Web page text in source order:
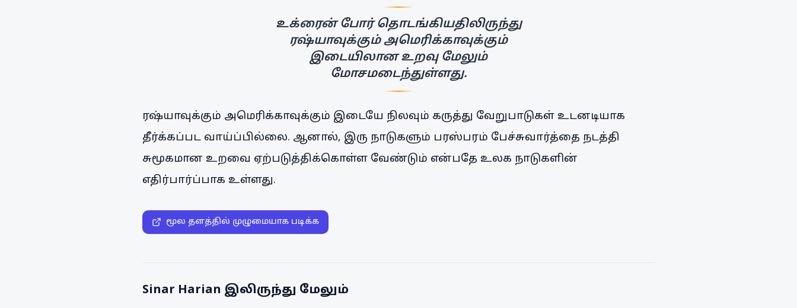
உக்ரைன் போர் தொடங்கியதிலிருந்து
ரஷ்யாவுக்கும் அமெரிக்காவுக்கும்
இடையிலான உறவு மேலும்
மோசமடைந்துள்ளது.
ரஷ்யாவுக்கும் அமெரிக்காவுக்கும் இடையே நிலவும் கருத்து வேறுபாடுகள் உடனடியாக
தீர்க்கப்பட வாய்ப்பில்லை. ஆனால், இரு நாடுகளும் பரஸ்பரம் பேச்சுவார்த்தை நடத்தி
சுமூகமான உறவை ஏற்படுத்திக்கொள்ள வேண்டும் என்பதே உலக நாடுகளின்
எதிர்பார்ப்பாக உள்ளது.
மூல தளத்தில் முழுமையாக படிக்க
Sinar Harian இலிருந்து மேலும்